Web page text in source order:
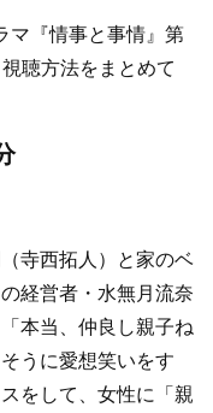
マ『情事と事情』第
聴方法をまとめて
寺西拓人）と家のベ
経営者・水無月流奈
本当、仲良し親子ね
うに愛想笑いをす
をして、女性に「親